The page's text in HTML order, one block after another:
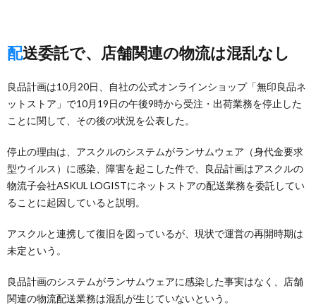
配送委託で、店舗関連の物流は混乱なし
良品計画は10月20日、自社の公式オンラインショップ「無印良品ネ
ットストア」で10月19日の午後9時から受注・出荷業務を停止した
ことに関して、その後の状況を公表した。
停止の理由は、アスクルのシステムがランサムウェア（身代金要求
型ウイルス）に感染、障害を起こした件で、良品計画はアスクルの
物流子会社ASKUL LOGISTにネットストアの配送業務を委託してい
ることに起因していると説明。
アスクルと連携して復旧を図っているが、現状で運営の再開時期は
未定という。
良品計画のシステムがランサムウェアに感染した事実はなく、店舗
関連の物流配送業務は混乱が生じていないという。